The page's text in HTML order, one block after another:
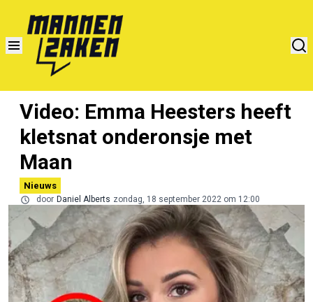
Video: Emma Heesters heeft
kletsnat onderonsje met
Maan
Nieuws
door Daniel Alberts zondag, 18 september 2022 om 12:00